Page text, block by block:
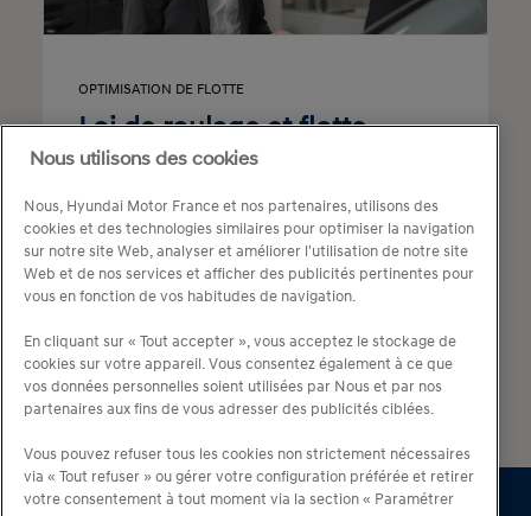
OPTIMISATION DE FLOTTE
Loi de roulage et flotte
automobile
1 2 3 … 5
Nous utilisons des cookies
Nous, Hyundai Motor France et nos partenaires, utilisons des
cookies et des technologies similaires pour optimiser la navigation
sur notre site Web, analyser et améliorer l'utilisation de notre site
Web et de nos services et afficher des publicités pertinentes pour
vous en fonction de vos habitudes de navigation.
En cliquant sur « Tout accepter », vous acceptez le stockage de
cookies sur votre appareil. Vous consentez également à ce que
vos données personnelles soient utilisées par Nous et par nos
partenaires aux fins de vous adresser des publicités ciblées.
Vous pouvez refuser tous les cookies non strictement nécessaires
via « Tout refuser » ou gérer votre configuration préférée et retirer
votre consentement à tout moment via la section « Paramétrer